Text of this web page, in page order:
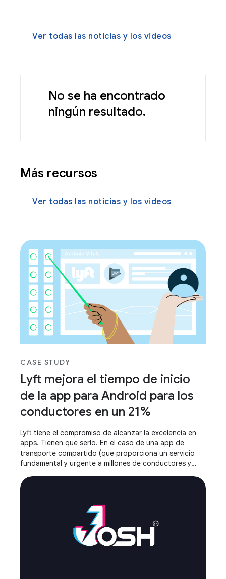
Ver todas las noticias y los videos
No se ha encontrado
ningún resultado.
Más recursos
Ver todas las noticias y los videos
CASE STUDY
Lyft mejora el tiempo de inicio
de la app para Android para los
conductores en un 21%
Lyft tiene el compromiso de alcanzar la excelencia en
apps. Tienen que serlo. En el caso de una app de
transporte compartido (que proporciona un servicio
fundamental y urgente a millones de conductores y
responde genera una fricción inaceptable.